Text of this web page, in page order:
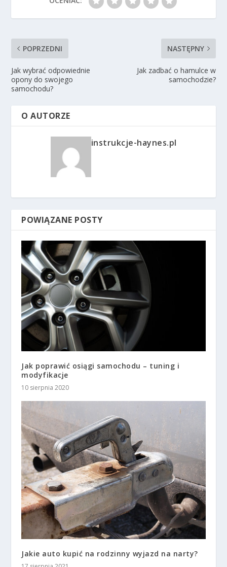
POPRZEDNI
Jak wybrać odpowiednie
opony do swojego
samochodu?
NASTĘPNY
Jak zadbać o hamulce w
samochodzie?
O AUTORZE
instrukcje-haynes.pl
POWIĄZANE POSTY
Jak poprawić osiągi samochodu – tuning i
modyfikacje
10 sierpnia 2020
Jakie auto kupić na rodzinny wyjazd na narty?